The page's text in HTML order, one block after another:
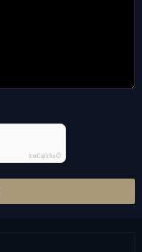
IconCaptcha ©